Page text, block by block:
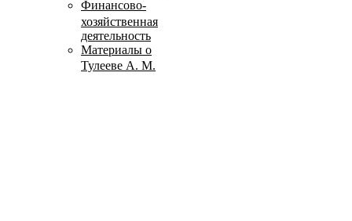
Финансово-
хозяйственная
деятельность
Материалы о
Тулееве А. М.